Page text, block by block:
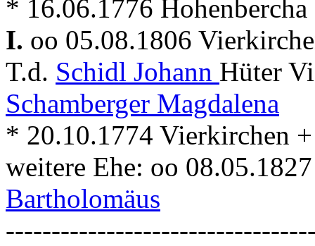
* 16.06.1776
I. oo 05.08.1806
T.d. Schidl Johann Hüter
Schamberger Magdalena
* 20.10.1774 Vierkirchen
weitere Ehe: oo
Bartholomäus